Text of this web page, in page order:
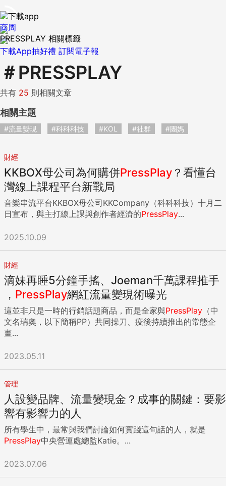
下載App抽好禮 訂閱電子報
商周
PRESSPLAY 相關標籤
＃ PRESSPLAY
共有 25 則相關文章
相關主題
#流量變現 #科科科技 #KOL #社群 #團媽
財經
KKBOX母公司為何購併PressPlay ？看懂台
灣線上課程平台新戰局
音樂串流平台KKBOX母公司KKCompany（科科科技）十月二
日宣布，與主打線上課與創作者經濟的PressPlay...
2025.10.09
財經
滴妹再睡5分鐘手搖、Joeman千萬課程推手
， PressPlay網紅流量變現術曝光
這並非只是一時的行銷話題商品，而是全家與PressPlay （中
文名瑞奧，以下簡稱PP）共同操刀、疫後持續推出的常態企
畫...
2023.05.11
管理
人設變品牌、流量變現金？成事的關鍵：要影
響有影響力的人
所有學生中，最常與我們討論如何實踐這句話的人，就是
PressPlay中央營運處總監Katie。...
2023.07.06